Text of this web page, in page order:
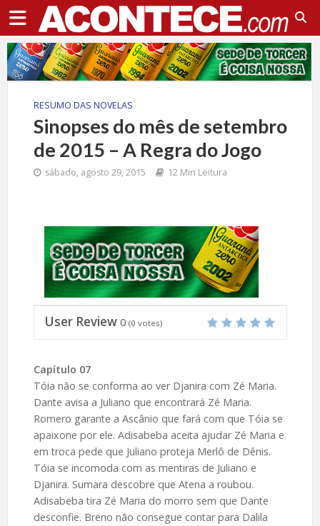
RESUMO DAS NOVELAS
Sinopses do mês de setembro
de 2015 – A Regra do Jogo
sábado, agosto 29, 2015 12 Min Leitura
User Review 0 (0 votes)
Capítulo 07
Tóia não se conforma ao ver Djanira com Zé Maria.
Dante avisa a Juliano que encontrará Zé Maria.
Romero garante a Ascânio que fará com que Tóia se
apaixone por ele. Adisabeba aceita ajudar Zé Maria e
em troca pede que Juliano proteja Merlô de Dênis.
Tóia se incomoda com as mentiras de Juliano e
Djanira. Sumara descobre que Atena a roubou.
Adisabeba tira Zé Maria do morro sem que Dante
desconfie. Breno não consegue contar para Dalila